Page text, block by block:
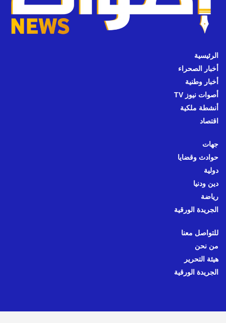
الرئيسية
أخبار الصحراء
أخبار وطنية
أصوات نيوز TV
أنشطة ملكية
اقتصاد
جهات
حوادث وقضايا
دولية
دين ودنيا
رياضة
الجريدة الورقية
للتواصل معنا
من نحن
هيئة التحرير
الجريدة الورقية